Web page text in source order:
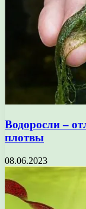
Водоросли –
плотвы
08.06.2023